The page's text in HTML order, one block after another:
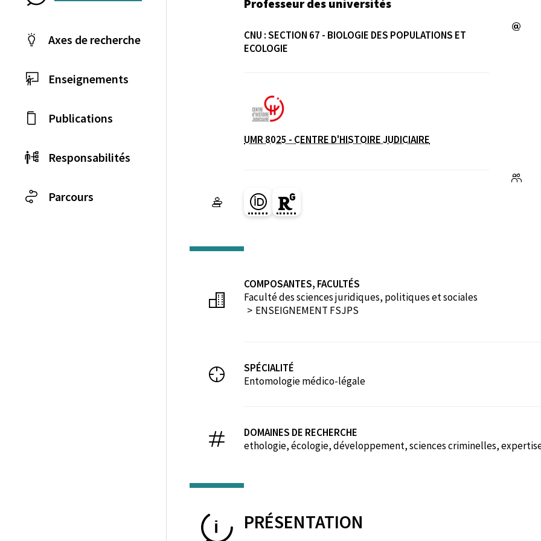
Professeur des universités
CNU :SECTION 67 - BIOLOGIE DES POPULATIONS ET
ECOLOGIE
Laboratoire / équipe
UMR 8025 - CENTRE D'HISTOIRE JUDICIAIRE
Page Orcid du membre (Ouverture dans une nouvelle
Page Researchgate du membre (Ouverture dans
COMPOSANTES, FACULTÉS
Faculté des sciences juridiques, politiques et sociales
ENSEIGNEMENT FSJPS
SPÉCIALITÉ
Entomologie médico-légale
DOMAINES DE RECHERCHE
ethologie, écologie, développement, sciences criminelles,
Axes de recherche
Enseignements
Publications
Responsabilités
Parcours
PRÉSENTATION